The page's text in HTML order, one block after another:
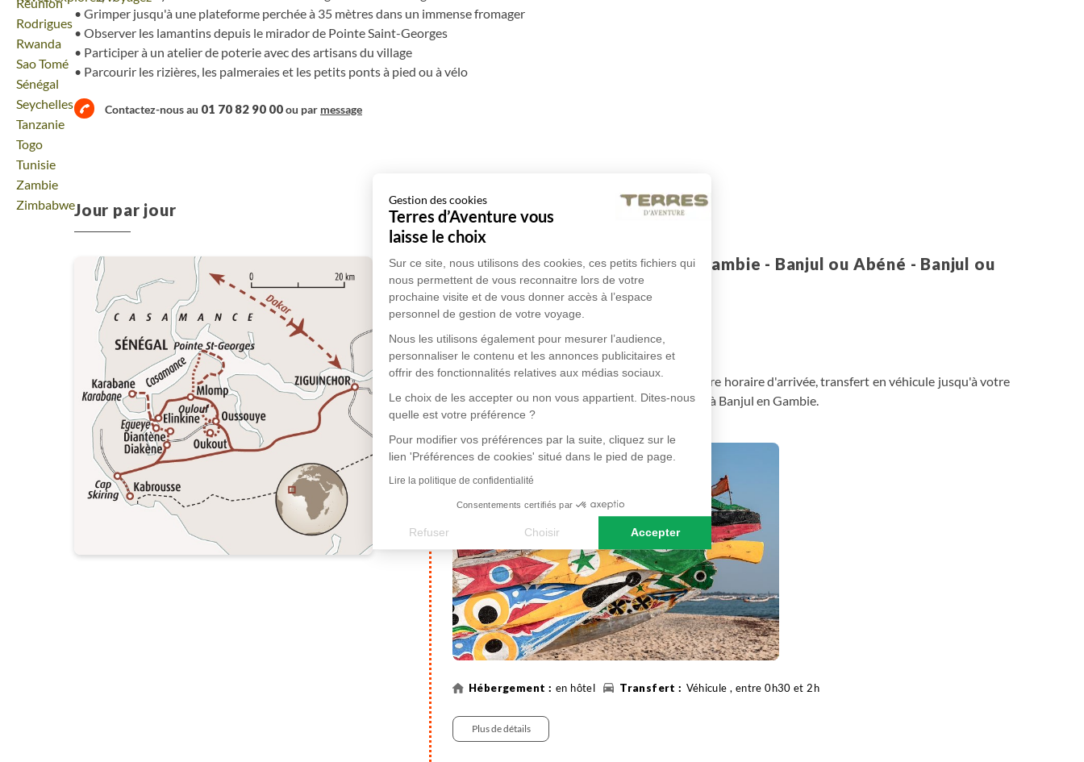
Gestion des cookies
Terres d’Aventure vous
laisse le choix
Sur ce site, nous utilisons des cookies, ces petits fichiers qui
nous permettent de vous reconnaitre lors de votre
prochaine visite et de vous donner accès à l’espace
personnel de gestion de votre voyage.
Nous les utilisons également pour mesurer l’audience,
personnaliser le contenu et les annonces publicitaires et
offrir des fonctionnalités relatives aux médias sociaux.
Le choix de les accepter ou non vous appartient. Dites-nous
quelle est votre préférence ?
Pour modifier vos préférences par la suite, cliquez sur le
lien 'Préférences de cookies' situé dans le pied de page.
Lire la politique de confidentialité
Consentements certifiés par
Refuser Choisir Accepter
Axeptio consent
Plateforme de Gestion du Consentement : Personnalisez vos Options
Notre plateforme vous permet d'adapter et de gérer vos paramètres de confidentialité, en garantissant la conformité avec
Voyage
Réunion
Voyage
Rodrigues
Voyage
Rwanda
Voyage
Sao Tomé
Voyage
Sénégal
Voyage
Seychelles
Voyage
Tanzanie
Voyage
Togo
Voyage
Tunisie
Voyage
Zambie
Voyage
Zimbabwe
Grimper jusqu'à une plateforme perchée à 35 mètres dans un immense fromager
Observer les lamantins depuis le mirador de Pointe Saint-Georges
Participer à un atelier de poterie avec des artisans du village
Parcourir les rizières, les palmeraies et les petits ponts à pied ou à vélo
Contactez-nous au 01 70 82 90 00ou par message
Jour par jour
Vol à destination de la Gambie - Banjul ou Abéné - Banjul ou
Abéné
-
Accueil par votre guide puis en fonction de votre horaire d'arrivée, transfert en véhicule jusqu'à votre
hébergement situé à Abéné au Sénégal ou nuit à Banjul en Gambie.
en hôtel Véhicule , entre 0h30 et 2h
Plus de détails